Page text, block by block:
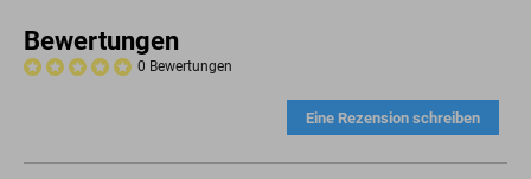
Bewertungen
0 Bewertungen
Eine Rezension schreiben